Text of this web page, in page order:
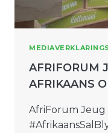
MEDIAVERKLARINGS
AFRIFORUM
AFRIKAANS
AfriForum Jeug